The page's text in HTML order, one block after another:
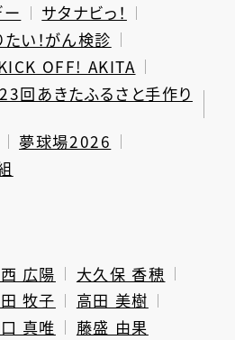
ー
サタナビっ！
い！がん検診
OFF! AKITA
回あきたふるさと手作り
夢球場2026
広陽
大久保 香穂
牧子
高田 美樹
真唯 藤盛 由果